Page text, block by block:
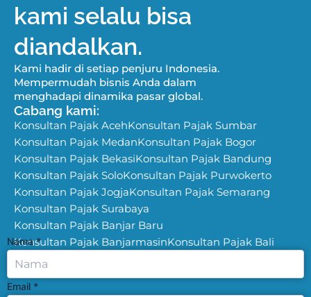
kami selalu bisa
diandalkan.
Kami hadir di setiap penjuru Indonesia.
Mempermudah bisnis Anda dalam
menghadapi dinamika pasar global.
Cabang kami:
Konsultan Pajak AcehKonsultan Pajak Sumbar
Konsultan Pajak MedanKonsultan Pajak Bogor
Konsultan Pajak BekasiKonsultan Pajak Bandung
Konsultan Pajak SoloKonsultan Pajak Purwokerto
Konsultan Pajak JogjaKonsultan Pajak Semarang
Konsultan Pajak Surabaya
Konsultan Pajak Banjar Baru
Konsultan Pajak BanjarmasinKonsultan Pajak Bali
Nama*
Email *